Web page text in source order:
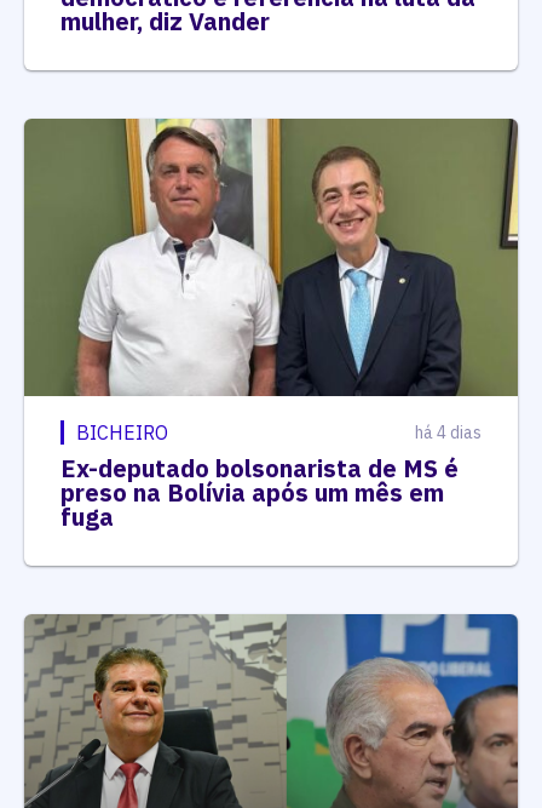
mulher, diz Vander
BICHEIRO há 4 dias
Ex-deputado bolsonarista de MS é
preso na Bolívia após um mês em
fuga